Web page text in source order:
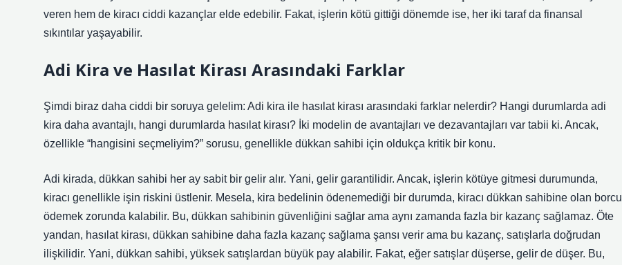
veren hem de kiracı ciddi kazançlar elde edebilir. Fakat, işlerin kötü gittiği dönemde ise, her iki taraf da finansal
sıkıntılar yaşayabilir.
Adi Kira ve Hasılat Kirası Arasındaki Farklar
Şimdi biraz daha ciddi bir soruya gelelim: Adi kira ile hasılat kirası arasındaki farklar nelerdir? Hangi durumlarda adi
kira daha avantajlı, hangi durumlarda hasılat kirası? İki modelin de avantajları ve dezavantajları var tabii ki. Ancak,
özellikle “hangisini seçmeliyim?” sorusu, genellikle dükkan sahibi için oldukça kritik bir konu.
Adi kirada, dükkan sahibi her ay sabit bir gelir alır. Yani, gelir garantilidir. Ancak, işlerin kötüye gitmesi durumunda,
kiracı genellikle işin riskini üstlenir. Mesela, kira bedelinin ödenemediği bir durumda, kiracı dükkan sahibine olan borcu
ödemek zorunda kalabilir. Bu, dükkan sahibinin güvenliğini sağlar ama aynı zamanda fazla bir kazanç sağlamaz. Öte
yandan, hasılat kirası, dükkan sahibine daha fazla kazanç sağlama şansı verir ama bu kazanç, satışlarla doğrudan
ilişkilidir. Yani, dükkan sahibi, yüksek satışlardan büyük pay alabilir. Fakat, eğer satışlar düşerse, gelir de düşer. Bu,